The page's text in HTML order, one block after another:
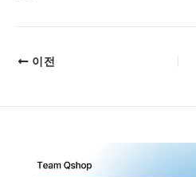
이전